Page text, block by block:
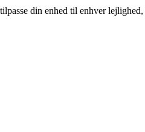
din enhed til enhver